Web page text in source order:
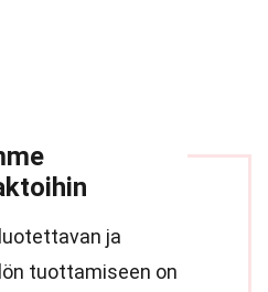
ja
tuottamiseen on